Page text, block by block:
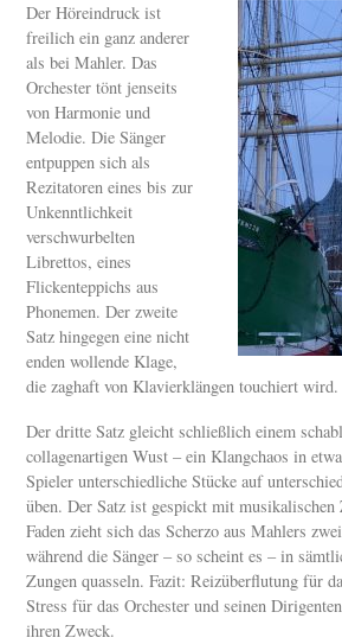
Der Höreindruck ist
freilich ein ganz anderer
als bei Mahler. Das
Orchester tönt jenseits
von Harmonie und
Melodie. Die Sänger
entpuppen sich als
Rezitatoren eines bis zur
Unkenntlichkeit
verschwurbelten
Librettos, eines
Flickenteppichs aus
Phonemen. Der zweite
Satz hingegen eine nicht
enden wollende Klage,
die zaghaft von Klavierklängen touchiert wird.
Der dritte Satz gleicht schließlich einem
collagenartigen Wust – ein Klangchaos in
Spieler unterschiedliche Stücke auf
üben. Der Satz ist gespickt mit
Faden zieht sich das Scherzo aus Mahlers
während die Sänger – so scheint es – in
Zungen quasseln. Fazit: Reizüberflutung für
Stress für das Orchester und seinen
ihren Zweck.